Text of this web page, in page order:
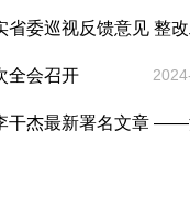
省委巡视反馈意见 整
全会召开
干杰最新署名文章 ——